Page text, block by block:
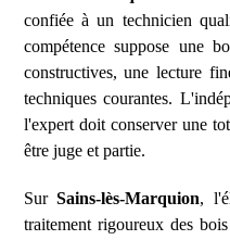
confiée à un technicien
compétence suppose une
constructives, une lecture
techniques courantes.
l'expert doit conserver une
être juge et partie.
SurSains-lès-Marquion,
traitement rigoureux des